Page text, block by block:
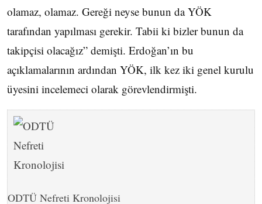
olamaz, olamaz. Gereği neyse bunun da YÖK
tarafından yapılması gerekir. Tabii ki bizler bunun da
takipçisi olacağız” demişti. Erdoğan’ın bu
açıklamalarının ardından YÖK, ilk kez iki genel kurulu
üyesini incelemeci olarak görevlendirmişti.
ODTÜ Nefreti Kronolojisi